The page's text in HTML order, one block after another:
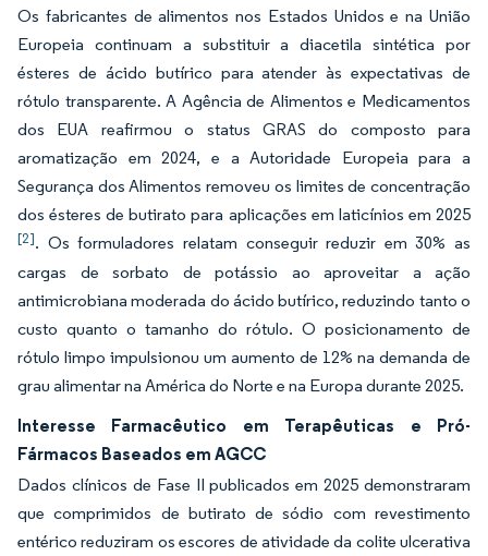
Os fabricantes de alimentos nos Estados Unidos e na União
Europeia continuam a substituir a diacetila sintética por
ésteres de ácido butírico para atender às expectativas de
rótulo transparente. A Agência de Alimentos e Medicamentos
dos EUA reafirmou o status GRAS do composto para
aromatização em 2024, e a Autoridade Europeia para a
Segurança dos Alimentos removeu os limites de concentração
dos ésteres de butirato para aplicações em laticínios em 2025
[2]. Os formuladores relatam conseguir reduzir em 30% as
cargas de sorbato de potássio ao aproveitar a ação
antimicrobiana moderada do ácido butírico, reduzindo tanto o
custo quanto o tamanho do rótulo. O posicionamento de
rótulo limpo impulsionou um aumento de 12% na demanda de
grau alimentar na América do Norte e na Europa durante 2025.
Interesse Farmacêutico em Terapêuticas e Pró-
Fármacos Baseados em AGCC
Dados clínicos de Fase II publicados em 2025 demonstraram
que comprimidos de butirato de sódio com revestimento
entérico reduziram os escores de atividade da colite ulcerativa